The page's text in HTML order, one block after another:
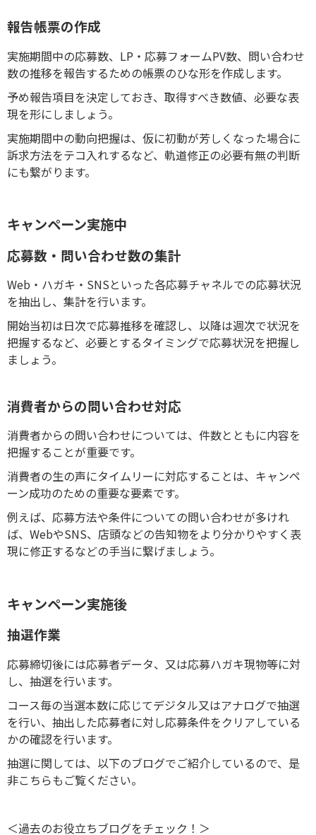
報告帳票の作成
実施期間中の応募数、LP・応募フォームPV数、問い合わせ
数の推移を報告するための帳票のひな形を作成します。
予め報告項目を決定しておき、取得すべき数値、必要な表
現を形にしましょう。
実施期間中の動向把握は、仮に初動が芳しくなった場合に
訴求方法をテコ入れするなど、軌道修正の必要有無の判断
にも繋がります。
キャンペーン実施中
応募数・問い合わせ数の集計
Web・ハガキ・SNSといった各応募チャネルでの応募状況
を抽出し、集計を行います。
開始当初は日次で応募推移を確認し、以降は週次で状況を
把握するなど、必要とするタイミングで応募状況を把握し
ましょう。
消費者からの問い合わせ対応
消費者からの問い合わせについては、件数とともに内容を
把握することが重要です。
消費者の生の声にタイムリーに対応することは、キャンペ
ーン成功のための重要な要素です。
例えば、応募方法や条件についての問い合わせが多けれ
ば、WebやSNS、店頭などの告知物をより分かりやすく表
現に修正するなどの手当に繋げましょう。
キャンペーン実施後
抽選作業
応募締切後には応募者データ、又は応募ハガキ現物等に対
し、抽選を行います。
コース毎の当選本数に応じてデジタル又はアナログで抽選
を行い、抽出した応募者に対し応募条件をクリアしている
かの確認を行います。
抽選に関しては、以下のブログでご紹介しているので、是
非こちらもご覧ください。
＜過去のお役立ちブログをチェック！＞